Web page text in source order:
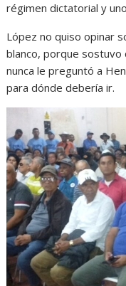
régimen dictatorial y
López no quiso opinar
blanco, porque sostuvo
nunca le preguntó a
para dónde debería ir.